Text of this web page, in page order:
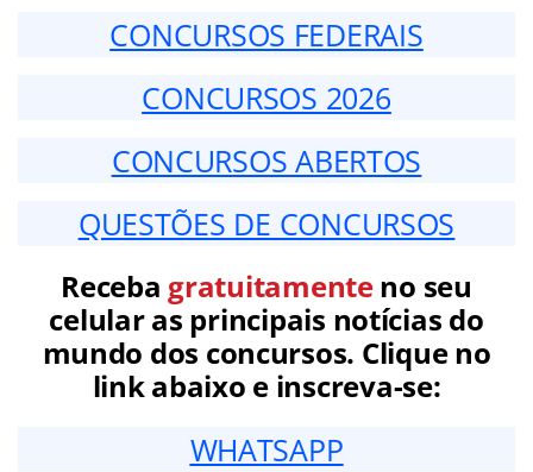
CONCURSOS FEDERAIS
CONCURSOS 2026
CONCURSOS ABERTOS
QUESTÕES DE CONCURSOS
Receba gratuitamenteno seu
celular as principais notícias do
mundo dos concursos. Clique no
link abaixo e inscreva-se:
WHATSAPP